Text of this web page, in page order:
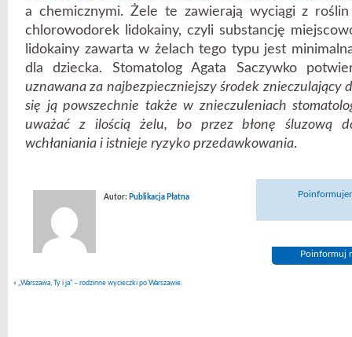
a chemicznymi. Żele te zawierają wyciągi z
chlorowodorek lidokainy, czyli substancję
lidokainy zawarta w żelach tego typu jest
dla dziecka. Stomatolog Agata Saczywko
uznawana za najbezpieczniejszy środek znieczulający
się ją powszechnie także w znieczuleniach
uważać z ilością żelu, bo przez błonę śluzową
wchłaniania i istnieje ryzyko przedawkowania.
Autor: Publikacja Płatna
Poinformuj
« „Warszawa, Ty i ja” – rodzinne wycieczki po Warszawie.